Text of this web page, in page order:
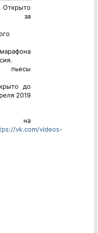
за
до
2019
на
vk.com/videos-